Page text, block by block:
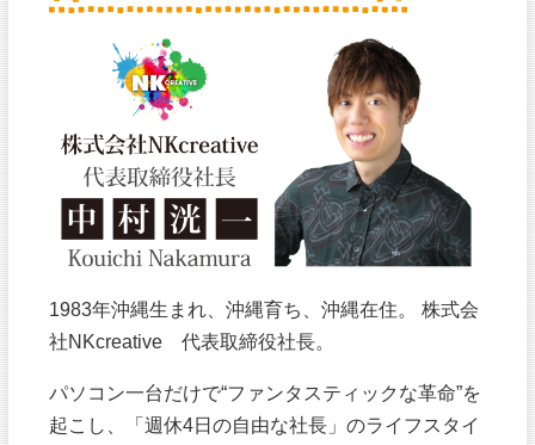
1983年沖縄生まれ、沖縄育ち、沖縄在住。 株式会
社NKcreative 代表取締役社長。
パソコン一台だけで“ファンタスティックな革命”を
起こし、「週休4日の自由な社長」のライフスタイ